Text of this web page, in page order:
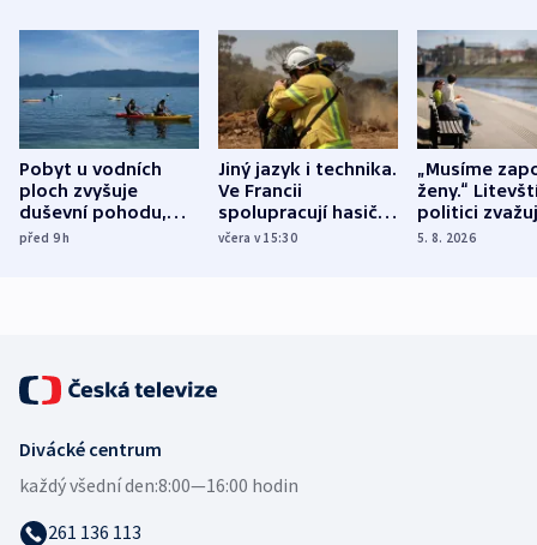
Pobyt u vodních
ploch zvyšuje
duševní pohodu,
ukázala
před 9h
Jiný jazyk i technika.
Ve Francii
spolupracují hasiči z
různých zemí
včera v 15:30
„Musíme
ženy.“
politici
dohodu o
5. 8. 2026
Divácké centrum
každý všední den:8:00—16:00 hodin
261 136 113